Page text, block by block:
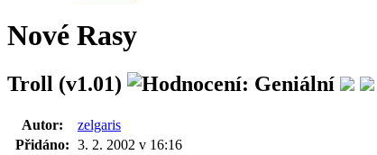
Nové Rasy
Troll (v1.01)
Autor:
zelgaris
Přidáno: 3. 2. 2002 v 16:16